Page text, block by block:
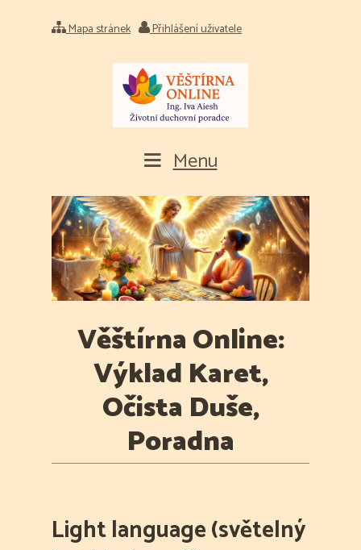
Mapa stránek Přihlášení uživatele
Menu
Věštírna Online:
Výklad Karet,
Očista Duše,
Poradna
Light language (světelný